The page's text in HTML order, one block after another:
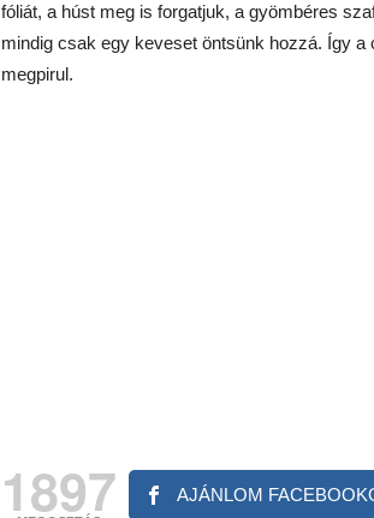
fóliát, a húst meg is forgatjuk, a gyömbéres
mindig csak egy keveset öntsünk hozzá. Így
megpirul.
1897 AJÁNLOM